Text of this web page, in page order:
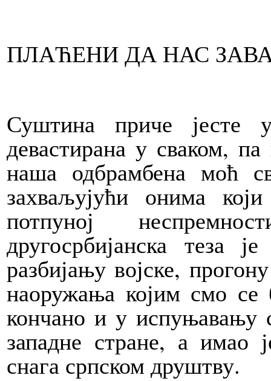
ПЛАЋЕНИ ДА НАС
Суштина приче јесте
девастирана у сваком,
наша одбрамбена моћ
захваљујући онима
потпуној
другосрбијанска теза
разбијању војске,
наоружања којим смо
кончано и у испуњавању
западне стране, а имао
снага српском друштву.